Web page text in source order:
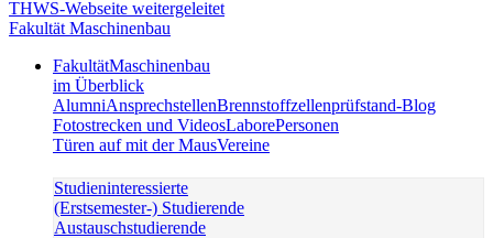
Fakultät Maschinenbau
FakultätMaschinenbau
im Überblick
AlumniAnsprechstellenBrennstoffzellenprüfstand-Blog
Fotostrecken und VideosLaborePersonen
Türen auf mit der MausVereine
Studieninteressierte
(Erstsemester-) Studierende
Austauschstudierende